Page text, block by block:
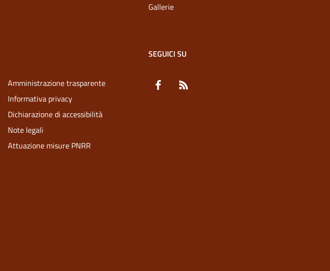
Gallerie
Amministrazione trasparente
Informativa privacy
Dichiarazione di accessibilità
Note legali
Attuazione misure PNRR
SEGUICI SU
Facebook